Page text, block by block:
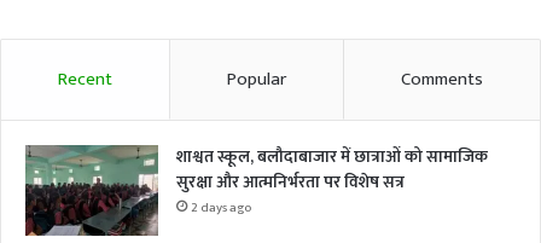
Recent Popular Comments
शाश्वत स्कूल, बलौदाबाजार में छात्राओं को सामाजिक
सुरक्षा और आत्मनिर्भरता पर विशेष सत्र
2 days ago